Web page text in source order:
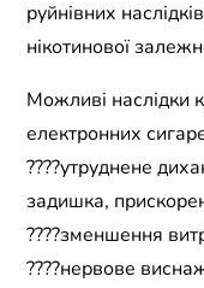
руйнівних
нікотинової
Можливі наслідки
електронних
????утруднене
задишка,
????зменшення
????нервове